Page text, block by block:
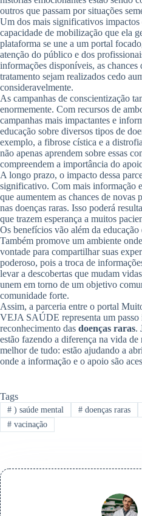
outros que passam por situações
Um dos mais significativos impactos
capacidade de mobilização que ela
plataforma se une a um portal
atenção do público e dos
informações disponíveis, as chances
tratamento sejam realizados cedo
consideravelmente.
As campanhas de conscientização
enormemente. Com recursos de
campanhas mais impactantes e
educação sobre diversos tipos de
exemplo, a fibrose cística e a
não apenas aprendem sobre essas
compreendem a importância do
A longo prazo, o impacto dessa
significativo. Com mais informação
que aumentem as chances de novas
nas doenças raras. Isso poderá
que trazem esperança a muitos
Os benefícios vão além da educação
Também promove um ambiente
vontade para compartilhar suas
poderoso, pois a troca de
levar a descobertas que mudam
unem em torno de um objetivo
comunidade forte.
Assim, a parceria entre o portal
VEJA SAÚDE representa um passo
reconhecimento das doenças raras.
estão fazendo a diferença na vida de
melhor de tudo: estão ajudando a
onde a informação e o apoio são
Tags
#) saúde mental #doenças raras
#vacinação